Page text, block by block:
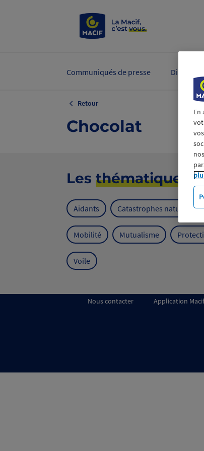
Communiqués de presse
Retour
Chocolat
Les thématiques
Aidants Catastrophes naturelles
Mobilité Mutualisme
Voile
Nous contacter Application
En